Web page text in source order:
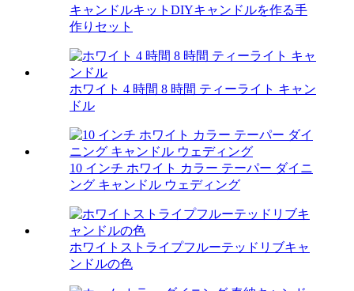
キャンドルキットDIYキャンドルを作る手
作りセット
ホワイト 4 時間 8 時間 ティーライト キャン
ドル
10 インチ ホワイト カラー テーパー ダイニ
ング キャンドル ウェディング
ホワイトストライプフルーテッドリブキャ
ンドルの色